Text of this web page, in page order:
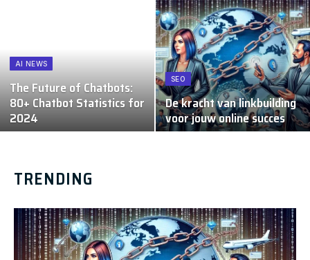
AI NEWS
The Future of Chatbots:
80+ Chatbot Statistics for
2024
SEO
De kracht van linkbuilding
voor jouw online succes
TRENDING